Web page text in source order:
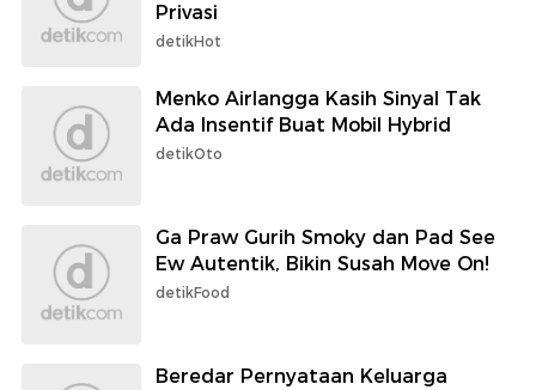
Privasi
detikHot
Menko Airlangga Kasih Sinyal Tak
Ada Insentif Buat Mobil Hybrid
detikOto
Ga Praw Gurih Smoky dan Pad See
Ew Autentik, Bikin Susah Move On!
detikFood
Beredar Pernyataan Keluarga